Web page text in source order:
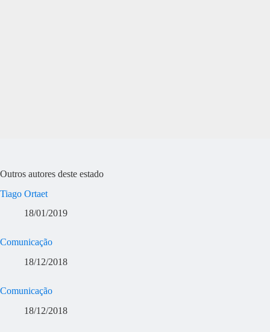
Outros autores deste estado
Tiago Ortaet
18/01/2019
Comunicação
18/12/2018
Comunicação
18/12/2018